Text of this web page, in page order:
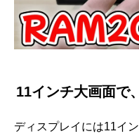
11インチ大画面で
ディスプレイには11イ